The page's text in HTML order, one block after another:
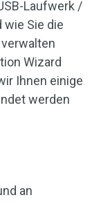
Laufwerk /
wie Sie die
Wizard
Ihnen einige
werden
an